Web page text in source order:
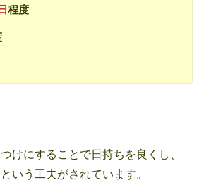
程度
けにすることで日持ちを良くし、
いう工夫がされています。